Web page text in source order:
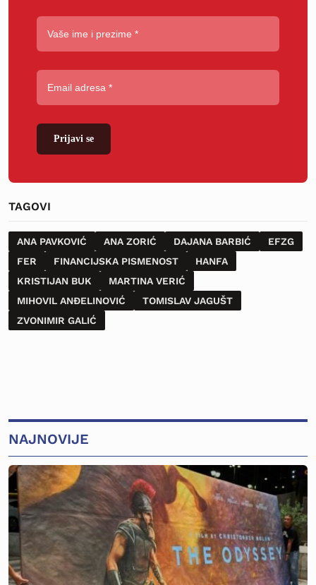
Prijavi se
TAGOVI
ANA PAVKOVIĆ ANA ZORIĆ DAJANA BARBIĆ
EFZG
FER
FINANCIJSKA PISMENOST
HANFA
KRISTIJAN BUK
MARTINA VERIĆ
MIHOVIL ANĐELINOVIĆ
TOMISLAV JAGUŠT
ZVONIMIR GALIĆ
NAJNOVIJE